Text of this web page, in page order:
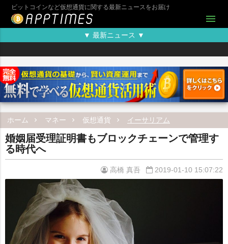
ビットコインなど仮想通貨に関する最新ニュースをお届け
menu
▼ 最新ニュース ▼
ホーム マネー 仮想通貨 イーサリアム
婚姻届受理証明書もブロックチェーンで管理す
る時代へ
高橋 真吾 2019-01-10 15:07:22